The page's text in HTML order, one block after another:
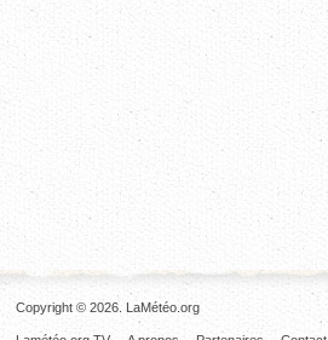
Copyright © 2026. LaMétéo.org